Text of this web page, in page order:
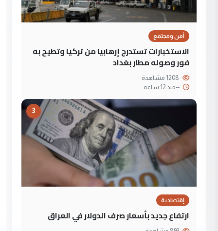
أمن ومجتمع
الاستخبارات تستدرج إرهابياً من تركيا وتطيح به
فور وصوله مطار بغداد
--منذ 12 ساعة
3
إقتصادية
ارتفاع جديد بأسعار صرف الدولار في العراق